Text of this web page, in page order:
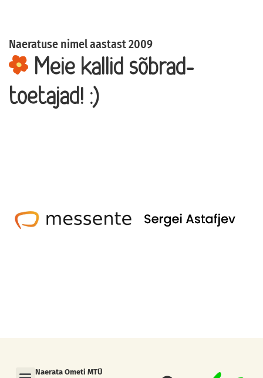
Naeratuse nimel aastast 2009
Meie kallid sõbrad-
toetajad! :)
Menu
Naerata Ometi MTÜ